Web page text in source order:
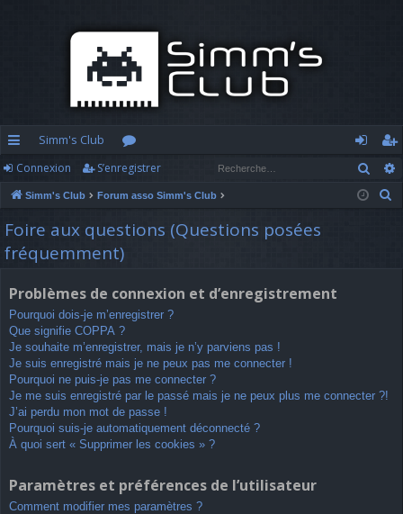
cc
ès
ra
pi
d
e
Simm's Club
or
u
m
s
o
n
’e
nr
Connexion S’enregistrer
Simm's Club Forum asso Simm's Club
Foire aux questions (Questions posées
fréquemment)
Problèmes de connexion et d’enregistrement
Pourquoi dois-je m’enregistrer ?
Que signifie COPPA ?
Je souhaite m’enregistrer, mais je n’y parviens pas !
Je suis enregistré mais je ne peux pas me connecter !
Pourquoi ne puis-je pas me connecter ?
Je me suis enregistré par le passé mais je ne peux plus me connecter ?!
J’ai perdu mon mot de passe !
Pourquoi suis-je automatiquement déconnecté ?
À quoi sert « Supprimer les cookies » ?
Paramètres et préférences de l’utilisateur
Comment modifier mes paramètres ?